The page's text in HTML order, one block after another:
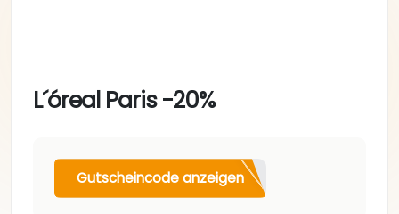
L´óreal Paris -20%
Gutscheincode anzeigen